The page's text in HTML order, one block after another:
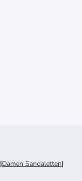
|Damen Sandaletten|